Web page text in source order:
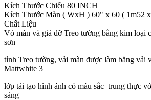
Kích Thước Chiếu 80 INCH
Kích Thước Màn ( WxH ) 60" x 60 ( 1m52
Chất Liệu
Vỏ màn và giá đỡ Treo tường bằng kim loại
sơn
tỉnh Treo tường, vải màn được làm bằng vải
Mattwhite 3
lớp tái tạo hình ảnh có màu sắc trung thực
sáng